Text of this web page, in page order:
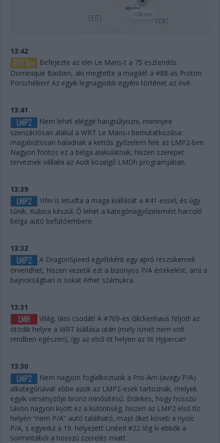
13:42
Befejezte az idei Le Mans-t a 75 esztendős
Dominique Bastien, aki megtette a magáét a #88-as Proton
Porschében! Az egyik legnagyobb egyéni történet az övé.
13:41
Nem lehet eléggé hangsúlyozni, mennyire
szenzációsan alakul a WRT Le Mans-i bemutatkozása:
magabiztosan haladnak a kettős győzelem felé az LMP2-ben.
Nagyon fontos ez a belga alakulatnak, hiszen szerepet
terveznek vállalni az Audi közelgő LMDh programjában.
13:39
Yifei is letudta a maga kiállását a #41-essel, és úgy
tűnik, Kubica készül. Ő lehet a kategóriagyőzelemért harcoló
belga autó befutóembere.
13:32
A DragonSpeed egyébként egy apró részsikernek
örvendhet, hiszen vezetik ezt a bizonyos P/A értékelést, ami a
bajnokságban is sokat érhet számukra.
13:31
Világ, láss csodát! A #709-es Glickenhaus feljött az
ötödik helyre a WRT kiállása után (mely ismét nem volt
rendben egészen), így az első öt helyen az öt Hypercar!
13:30
Nem nagyon foglalkoztunk a Pro-Am (avagy P/A)
alkategóriával: ebbe azok az LMP2-esek tartoznak, melyek
egyik versenyzője bronz minősítésű. Érdekes, hogy hosszú
távon nagyon kijött ez a különbség, hiszen az LMP2 első tíz
helyén "nem P/A" autó található, majd őket követi a nyolc
P/A, s egyedül a 19. helyezett United #22 lóg ki ebbők a
sormintából a hosszú szerelés miatt.